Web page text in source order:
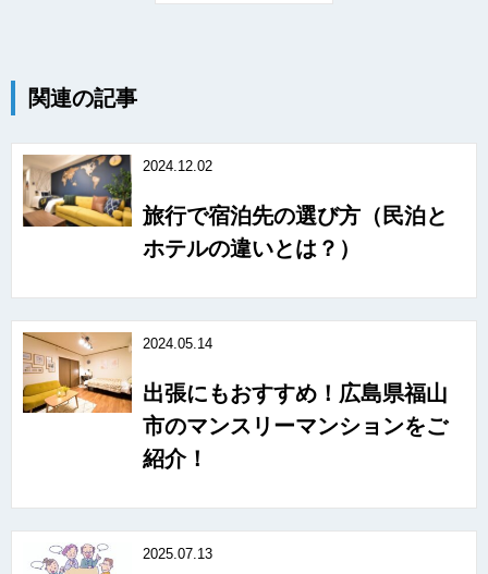
関連の記事
2024.12.02
旅行で宿泊先の選び方（民泊と
ホテルの違いとは？）
2024.05.14
出張にもおすすめ！広島県福山
市のマンスリーマンションをご
紹介！
2025.07.13